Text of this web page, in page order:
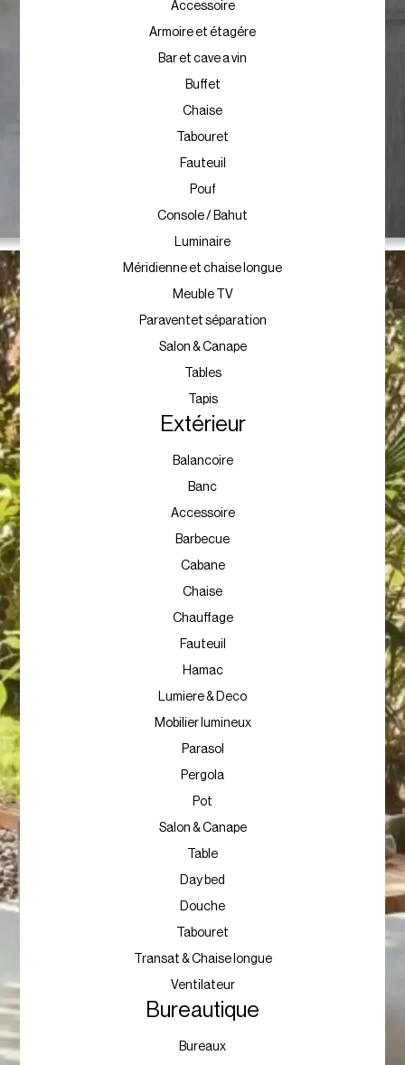
Accessoire
Armoire et étagére
Bar et cave a vin
Buffet
Chaise
Tabouret
Fauteuil
Pouf
Console / Bahut
Luminaire
Méridienne et chaise longue
Meuble TV
Paraventet séparation
Salon & Canape
Tables
Tapis
Extérieur
Balancoire
Banc
Accessoire
Barbecue
Cabane
Chaise
Chauffage
Fauteuil
Hamac
Lumiere & Deco
Mobilier lumineux
Parasol
Pergola
Pot
Salon & Canape
Table
Day bed
Douche
Tabouret
Transat & Chaise longue
Ventilateur
Bureautique
Bureaux